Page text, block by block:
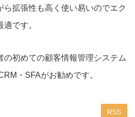
拡張性も高く使い易いのでエク
です。
の初めての顧客情報管理システム
・SFAがお勧めです。
RSS